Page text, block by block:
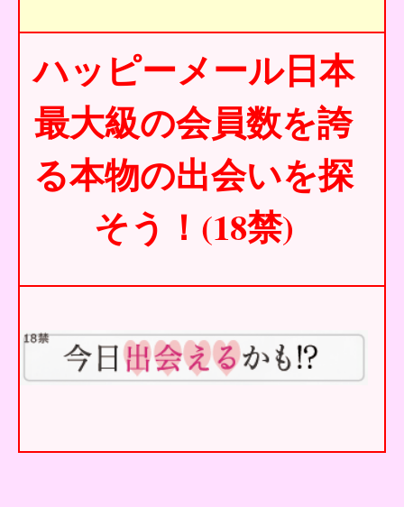
ハッピーメール日本
最大級の会員数を誇
る本物の出会いを探
そう！(18禁)